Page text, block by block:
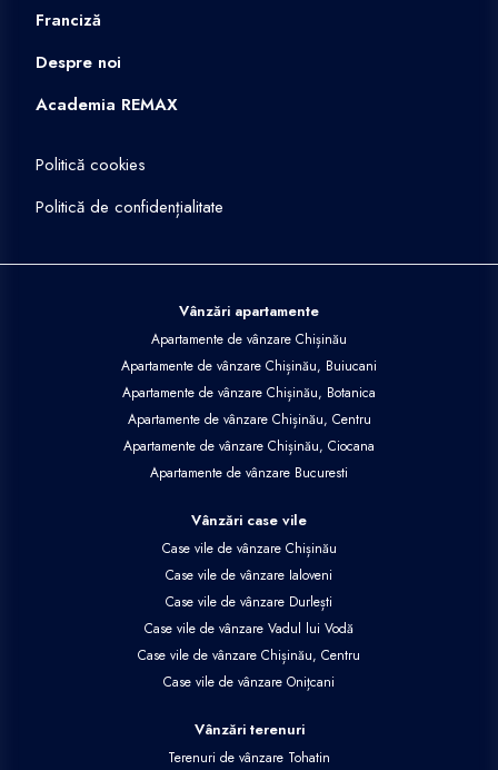
Franciză
Despre noi
Academia REMAX
Politică cookies
Politică de confidențialitate
Vânzări apartamente
Apartamente de vânzare Chișinău
Apartamente de vânzare Chișinău, Buiucani
Apartamente de vânzare Chișinău, Botanica
Apartamente de vânzare Chișinău, Centru
Apartamente de vânzare Chișinău, Ciocana
Apartamente de vânzare Bucuresti
Vânzări case vile
Case vile de vânzare Chișinău
Case vile de vânzare Ialoveni
Case vile de vânzare Durlești
Case vile de vânzare Vadul lui Vodă
Case vile de vânzare Chișinău, Centru
Case vile de vânzare Onițcani
Vânzări terenuri
Terenuri de vânzare Tohatin